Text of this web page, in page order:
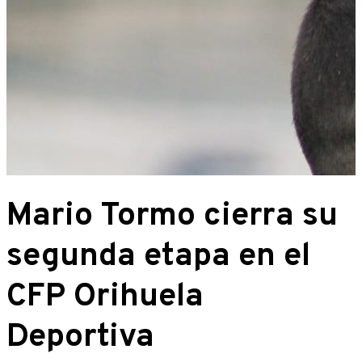
Mario Tormo cierra su
segunda etapa en el
CFP Orihuela
Deportiva